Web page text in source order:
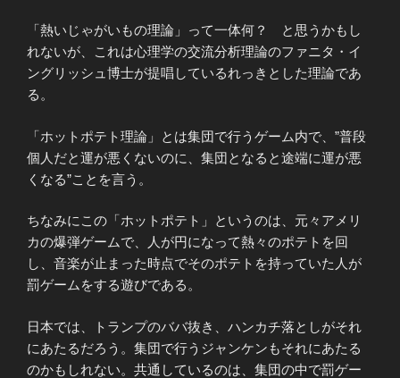
「熱いじゃがいもの理論」って一体何？ と思うかもし
れないが、これは心理学の交流分析理論のファニタ・イ
ングリッシュ博士が提唱しているれっきとした理論であ
る。
「ホットポテト理論」とは集団で行うゲーム内で、”普段
個人だと運が悪くないのに、集団となると途端に運が悪
くなる”ことを言う。
ちなみにこの「ホットポテト」というのは、元々アメリ
カの爆弾ゲームで、人が円になって熱々のポテトを回
し、音楽が止まった時点でそのポテトを持っていた人が
罰ゲームをする遊びである。
日本では、トランプのババ抜き、ハンカチ落としがそれ
にあたるだろう。集団で行うジャンケンもそれにあたる
のかもしれない。共通しているのは、集団の中で罰ゲー